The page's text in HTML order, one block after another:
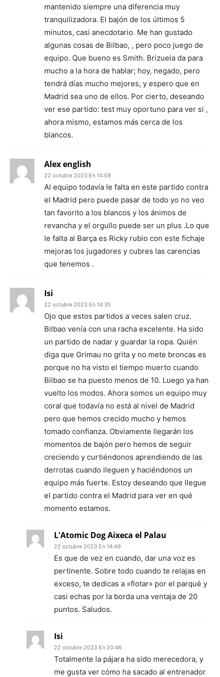
mantenido siempre una diferencia muy
tranquilizadora. El bajón de los últimos 5
minutos, casi anecdotario. Me han gustado
algunas cosas de Bilbao, , pero poco juego de
equipo. Que bueno es Smith. Brizuela da para
mucho a la hora de hablar; hoy, negado, pero
tendrá días mucho mejores, y espero que en
Madrid sea uno de ellos. Por cierto, deseando
ver ese partido: test muy oportuno para ver si ,
ahora mismo, estamos más cerca de los
blancos.
Alex english
22 octubre 2023 En 14:09
Al equipo todavía le falta en este partido contra
el Madrid pero puede pasar de todo yo no veo
tan favorito a los blancos y los ánimos de
revancha y el orgullo puede ser un plus .Lo que
le falta al Barça es Ricky rubio con este fichaje
mejoras los jugadores y cubres las carencias
que tenemos .
Isi
22 octubre 2023 En 14:35
Ojo que estos partidos a veces salen cruz.
Bilbao venía con una racha excelente. Ha sido
un partido de nadar y guardar la ropa. Quién
diga que Grimau no grita y no mete broncas es
porque no ha visto el tiempo muerto cuando
Bilbao se ha puesto menos de 10. Luego ya han
vuelto los modos. Ahora somos un equipo muy
coral que todavía no está al nivel de Madrid
pero que hemos crecido mucho y hemos
tomado confianza. Obviamente llegarán los
momentos de bajón pero hemos de seguir
creciendo y curtiéndonos aprendiendo de las
derrotas cuando lleguen y haciéndonos un
equipo más fuerte. Estoy deseando que llegue
el partido contra el Madrid para ver en qué
momento estamos.
L'Atomic Dog Aixeca el Palau
22 octubre 2023 En 14:49
Es que de vez en cuando, dar una voz es
pertinente. Sobre todo cuando te relajas en
exceso, te dedicas a «flotar» por el parqué y
casi echas por la borda una ventaja de 20
puntos. Saludos.
Isi
22 octubre 2023 En 20:46
Totalmente la pájara ha sido merecedora, y
me gusta ver cómo ha sacado al entrenador